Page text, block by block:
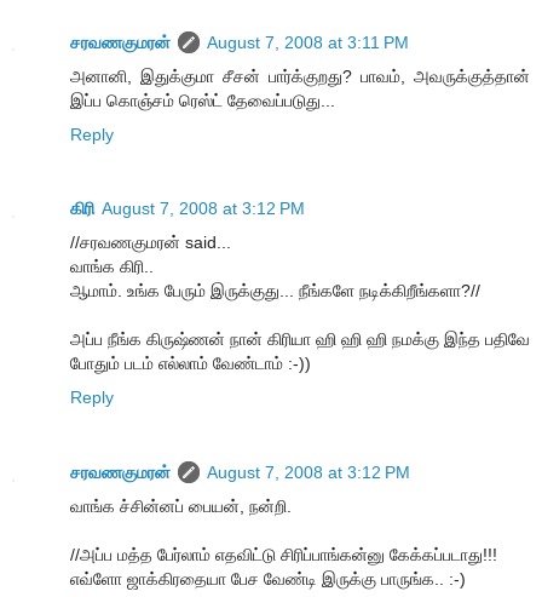
சரவணகுமரன்
August 7, 2008 at 3:11 PM
அனானி, இதுக்குமா சீசன் பார்க்குறது? பாவம், அவருக்குத்தான்
இப்ப கொஞ்சம் ரெஸ்ட் தேவைப்படுது...
Reply
கிரி August 7, 2008 at 3:12 PM
//சரவணகுமரன் said...
வாங்க கிரி..
ஆமாம். உங்க பேரும் இருக்குது... நீங்களே நடிக்கிறீங்களா?//
அப்ப நீங்க கிருஷ்ணன் நான் கிரியா ஹி ஹி ஹி நமக்கு இந்த பதிவே
போதும் படம் எல்லாம் வேண்டாம் :-))
Reply
சரவணகுமரன்
August 7, 2008 at 3:12 PM
வாங்க ச்சின்னப் பையன், நன்றி.
//அப்ப மத்த பேர்லாம் எதவிட்டு சிரிப்பாங்கன்னு கேக்கப்படாது!!!
எவ்ளோ ஜாக்கிரதையா பேச வேண்டி இருக்கு பாருங்க.. :-)